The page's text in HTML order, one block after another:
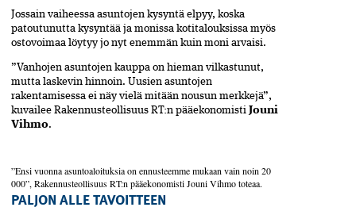
Jossain vaiheessa asuntojen kysyntä elpyy, koska
patoutunutta kysyntää ja monissa kotitalouksissa myös
osto­voimaa löytyy jo nyt enemmän kuin moni arvaisi.
”Vanhojen asuntojen kauppa on hieman vilkastunut,
mutta laskevin hinnoin. Uusien asuntojen
rakentamisessa ei näy vielä mitään nousun merkkejä”,
kuvailee Rakennusteollisuus RT:n pääekonomisti Jouni
Vihmo.
”Ensi vuonna asuntoaloituksia on ennusteemme mukaan vain noin 20
000”, Rakennusteollisuus RT:n pääekonomisti Jouni Vihmo toteaa.
PALJON ALLE TAVOITTEEN